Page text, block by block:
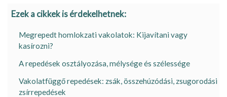
Ezek a cikkek is érdekelhetnek:
Megrepedt homlokzati vakolatok: Kijavítani vagy
kasírozni?
A repedések osztályozása, mélysége és szélessége
Vakolatfüggő repedések: zsák, összehúzódási, zsugorodási
zsírrepedések